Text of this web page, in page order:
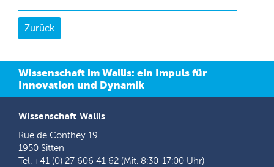
Wissenschaft im Wallis: ein Impuls für
Innovation und Dynamik
Wissenschaft Wallis
Rue de Conthey 19
1950 Sitten
Tel. +41 (0) 27 606 41 62 (Mit. 8:30-17:00 Uhr)